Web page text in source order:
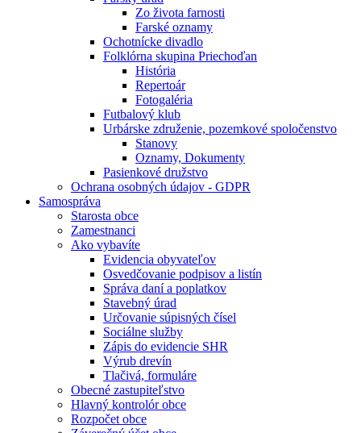
Zo života farnosti
Farské oznamy
Ochotnícke divadlo
Folklórna skupina Priechoďan
História
Repertoár
Fotogaléria
Futbalový klub
Urbárske združenie, pozemkové spoločenstvo
Stanovy
Oznamy, Dokumenty
Pasienkové družstvo
Ochrana osobných údajov - GDPR
Samospráva
Starosta obce
Zamestnanci
Ako vybavíte
Evidencia obyvateľov
Osvedčovanie podpisov a listín
Správa daní a poplatkov
Stavebný úrad
Určovanie súpisných čísel
Sociálne služby
Zápis do evidencie SHR
Výrub drevín
Tlačivá, formuláre
Obecné zastupiteľstvo
Hlavný kontrolór obce
Rozpočet obce